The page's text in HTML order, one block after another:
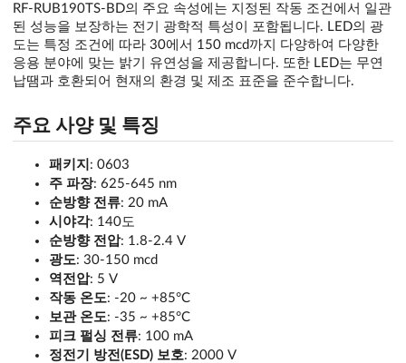
RF-RUB190TS-BD의 주요 속성에는 지정된 작동 조건에서 일관
된 성능을 보장하는 전기 광학적 특성이 포함됩니다. LED의 광
도는 특정 조건에 따라 30에서 150 mcd까지 다양하여 다양한
응용 분야에 맞는 밝기 유연성을 제공합니다. 또한 LED는 무연
납땜과 호환되어 현재의 환경 및 제조 표준을 준수합니다.
주요 사양 및 특징
패키지 : 0603
주 파장: 625-645 nm
순방향 전류: 20 mA
시야각: 140도
순방향 전압: 1.8-2.4 V
광도: 30-150 mcd
역전압: 5 V
작동 온도: -20 ~ +85°C
보관 온도: -35 ~ +85°C
피크 펄싱 전류: 100 mA
정전기 방전(ESD) 보호: 2000 V